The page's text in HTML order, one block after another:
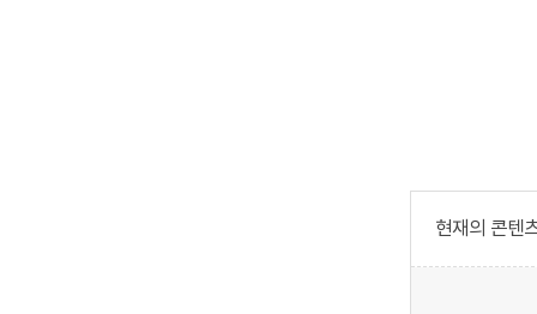
현재의 콘텐